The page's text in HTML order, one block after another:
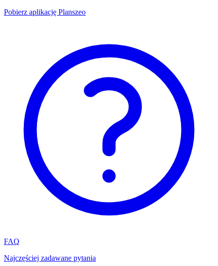
Pobierz aplikację Planszeo
FAQ
Najczęściej zadawane pytania